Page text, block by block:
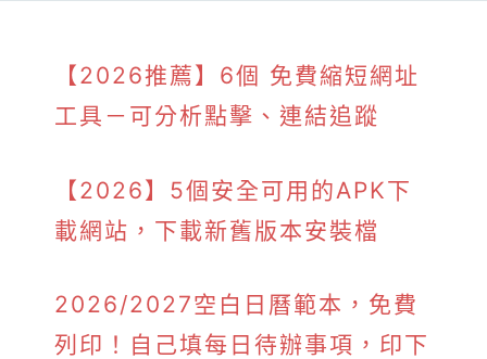
【2026推薦】6個 免費縮短網址
工具－可分析點擊、連結追蹤
【2026】5個安全可用的APK下
載網站，下載新舊版本安裝檔
2026/2027空白日曆範本，免費
列印！自己填每日待辦事項，印下